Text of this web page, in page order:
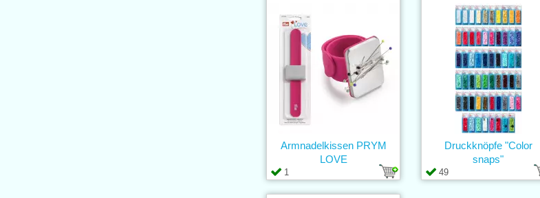
1
Armnadelkissen PRYM
LOVE
49
Druckknöpfe "Color
snaps"